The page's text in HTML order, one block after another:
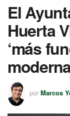
El
Huerta
‘más
por Marcos